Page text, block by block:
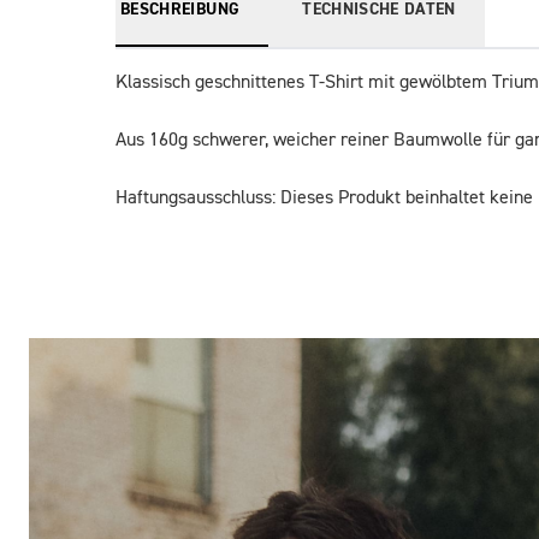
BESCHREIBUNG TECHNISCHE DATEN
Klassisch geschnittenes T-Shirt mit gewölbtem
Aus 160g schwerer, weicher reiner Baumwolle für
Haftungsausschluss: Dieses Produkt beinhaltet